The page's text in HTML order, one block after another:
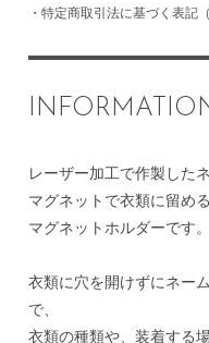
・ 特定商取引法に基づく表記（
レーザー加工で作製した
マグネットで衣類に留め
マグネットホルダーです。
衣類に穴を開けずにネー
で、
衣類の種類や、装着する